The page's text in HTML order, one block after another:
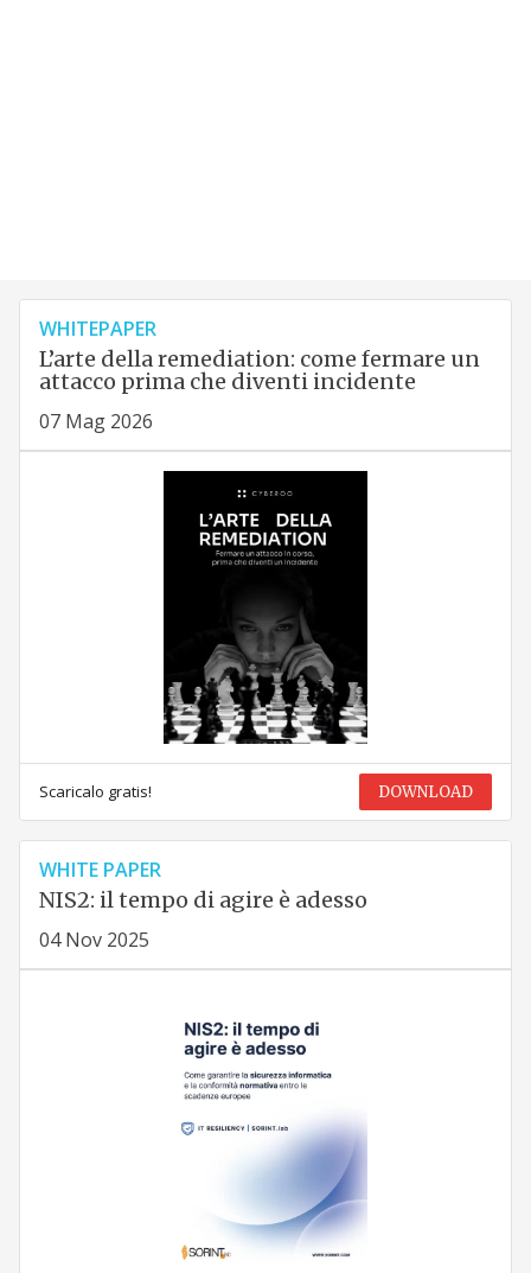
WHITEPAPER
L’arte della remediation: come fermare un
attacco prima che diventi incidente
07 Mag 2026
Scaricalo gratis! DOWNLOAD
WHITE PAPER
NIS2: il tempo di agire è adesso
04 Nov 2025